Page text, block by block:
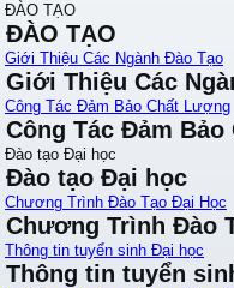
ĐÀO TẠO
ĐÀO TẠO
Giới Thiệu Các Ngành Đào Tạo
Giới Thiệu Các
Công Tác Đảm Bảo Chất Lượng
Công Tác Đảm
Đào tạo Đại học
Đào tạo Đại học
Chương Trình Đào Tạo Đại Học
Chương Trình Đào
Thông tin tuyển sinh Đại học
Thông tin tuyển